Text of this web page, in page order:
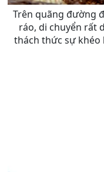
Trên quãng đường
ráo, di chuyển rất
thách thức sự khéo